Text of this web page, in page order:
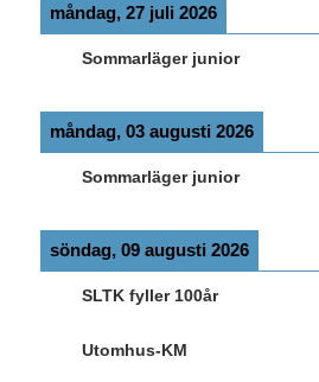
måndag, 27 juli 2026
Sommarläger junior
måndag, 03 augusti 2026
Sommarläger junior
söndag, 09 augusti 2026
SLTK fyller 100år
Utomhus-KM